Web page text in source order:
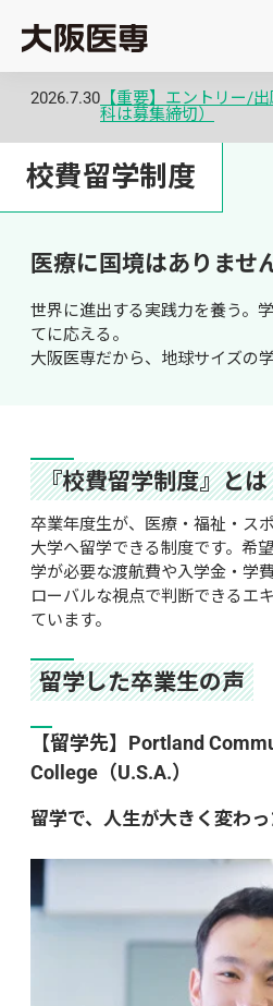
2026.7.30 【重要】エントリー/
科は募集締切）
校費留学制度
医療に国境はありませ
世界に進出する実践力を養う。
てに応える。
大阪医専だから、地球サイズの
『校費留学制度』とは
卒業年度生が、医療・福祉・ス
大学へ留学できる制度です。希
学が必要な渡航費や入学金・学
ローバルな視点で判断できるエ
ています。
留学した卒業生の声
【留学先】Portland
College（U.S.A.）
留学で、人生が大きく変わっ